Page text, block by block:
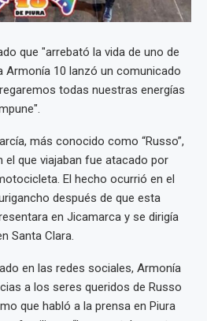
que "arrebató la vida de uno de
Armonía 10 lanzó un comunicado
todas nuestras energías
más conocido como “Russo”,
el que viajaban fue atacado por
El hecho ocurrió en el
después de que esta
en Jicamarca y se dirigía
Santa Clara.
en las redes sociales, Armonía
a los seres queridos de Russo
que habló a la prensa en Piura